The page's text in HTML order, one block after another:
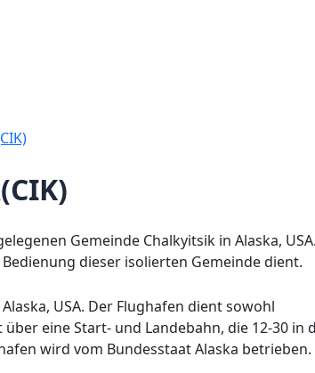
Gemeinde Chalkyitsik in Alaska, USA.
dieser isolierten Gemeinde dient.
USA. Der Flughafen dient sowohl
eine Start- und Landebahn, die 12-30 in
wird vom Bundesstaat Alaska betrieben.